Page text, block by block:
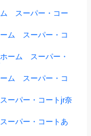
ム スーパー・コー
ーム スーパー・コ
ーム スーパー・
ーム スーパー・コ
ーパー・コートjr奈
ーパー・コートあ